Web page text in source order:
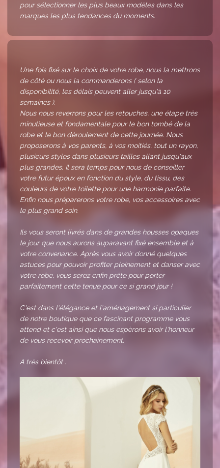
pour sélectionner les plus beaux modèles dans les
marques les plus tendances du moments.
Une fois fixé sur le choix de votre robe, nous la mettrons
de côté ou nous la commanderons ( selon la
disponibilité, les délais peuvent aller jusqu'à 10
semaines ).
Nous nous reverrons pour les retouches, une étape très
minutieuse et fondamentale pour le bon tombé de la
robe et le bon déroulement de cette journée. Nous
proposerons à vos parents, à vos moitiés, tout un rayon,
plusieurs styles dans plusieurs tailles allant jusqu'aux
plus grandes. Il sera temps pour nous de conseiller
votre futur époux en fonction du style, du tissu, des
couleurs de votre toilette pour une harmonie parfaite.
Enfin nous préparerons votre robe, vos accessoires avec
le plus grand soin.
Ils vous seront livrés dans de grandes housses opaques
le jour que nous aurons auparavant fixé ensemble et à
votre convenance. Après vous avoir donné quelques
astuces pour pouvoir profiter pleinement et danser avec
votre robe, vous serez enfin prête pour porter
parfaitement cette tenue pour ce si grand jour !
C'est dans l'élégance et l'aménagement si particulier
de notre boutique que ce fascinant programme vous
attend et c'est ainsi que nous espèrons avoir l'honneur
de vous recevoir prochainement.
A très bientôt .